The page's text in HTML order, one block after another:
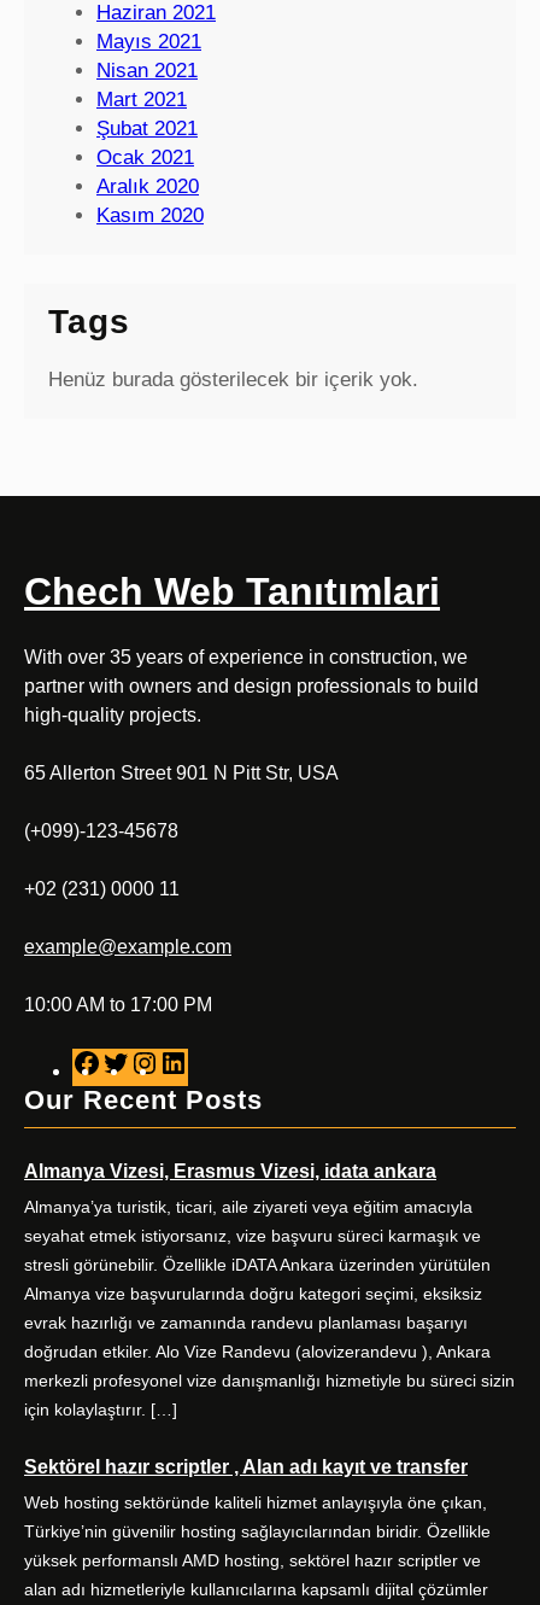
Haziran 2021
Mayıs 2021
Nisan 2021
Mart 2021
Şubat 2021
Ocak 2021
Aralık 2020
Kasım 2020
Tags
Henüz burada gösterilecek bir içerik yok.
Chech Web Tanıtımlari
With over 35 years of experience in construction, we
partner with owners and design professionals to build
high-quality projects.
65 Allerton Street 901 N Pitt Str, USA
(+099)-123-45678
+02 (231) 0000 11
example@example.com
10:00 AM to 17:00 PM
F
a
b
o
o
k
T
w
t
e
r
n
a
g
r
a
m
i
e
d
I
n
Our Recent Posts
Almanya Vizesi, Erasmus Vizesi, idata ankara
Almanya’ya turistik, ticari, aile ziyareti veya eğitim amacıyla
seyahat etmek istiyorsanız, vize başvuru süreci karmaşık ve
stresli görünebilir. Özellikle iDATA Ankara üzerinden yürütülen
Almanya vize başvurularında doğru kategori seçimi, eksiksiz
evrak hazırlığı ve zamanında randevu planlaması başarıyı
doğrudan etkiler. Alo Vize Randevu (alovizerandevu ), Ankara
merkezli profesyonel vize danışmanlığı hizmetiyle bu süreci sizin
için kolaylaştırır. […]
Sektörel hazır scriptler , Alan adı kayıt ve transfer
Web hosting sektöründe kaliteli hizmet anlayışıyla öne çıkan,
Türkiye’nin güvenilir hosting sağlayıcılarından biridir. Özellikle
yüksek performanslı AMD hosting, sektörel hazır scriptler ve
alan adı hizmetleriyle kullanıcılarına kapsamlı dijital çözümler